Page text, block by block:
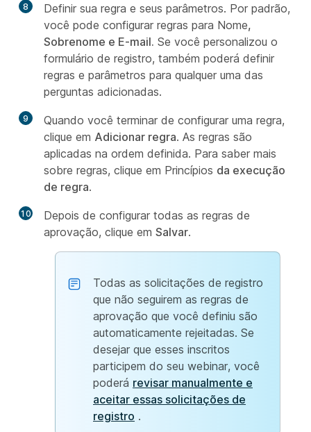
8
Definir sua regra e seus parâmetros. Por padrão,
você pode configurar regras para Nome,
Sobrenome e E-mail. Se você personalizou o
formulário de registro, também poderá definir
regras e parâmetros para qualquer uma das
perguntas adicionadas.
9
Quando você terminar de configurar uma regra,
clique em Adicionar regra. As regras são
aplicadas na ordem definida. Para saber mais
sobre regras, clique em Princípios da execução
de regra.
10
Depois de configurar todas as regras de
aprovação, clique em Salvar.
Todas as solicitações de registro
que não seguirem as regras de
aprovação que você definiu são
automaticamente rejeitadas. Se
desejar que esses inscritos
participem do seu webinar, você
poderá revisar manualmente e
aceitar essas solicitações de
registro .